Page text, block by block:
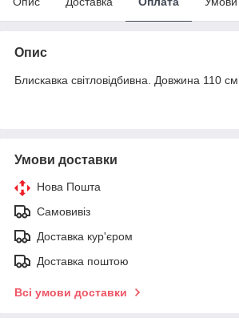
Опис
Блискавка світловідбивна. Довжина 110
Умови доставки
Нова Пошта
Самовивіз
Доставка кур'єром
Доставка поштою
Всі умови доставки